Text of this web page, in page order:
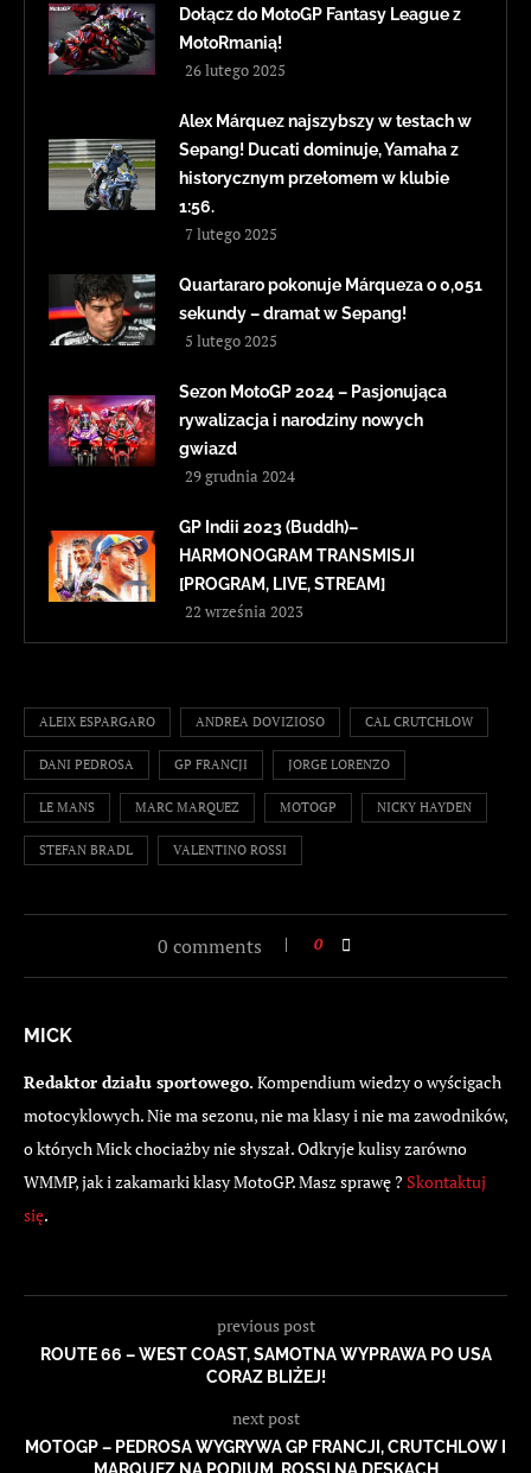
Dołącz do MotoGP Fantasy League z
MotoRmanią!
26 lutego 2025
Alex Márquez najszybszy w testach w
Sepang! Ducati dominuje, Yamaha z
historycznym przełomem w klubie
1:56.
7 lutego 2025
Quartararo pokonuje Márqueza o 0,051
sekundy – dramat w Sepang!
5 lutego 2025
Sezon MotoGP 2024 – Pasjonująca
rywalizacja i narodziny nowych
gwiazd
29 grudnia 2024
GP Indii 2023 (Buddh)–
HARMONOGRAM TRANSMISJI
[PROGRAM, LIVE, STREAM]
22 września 2023
ALEIX ESPARGARO ANDREA DOVIZIOSO CAL CRUTCHLOW
DANI PEDROSA GP FRANCJI JORGE LORENZO
LE MANS MARC MARQUEZ MOTOGP NICKY HAYDEN
STEFAN BRADL VALENTINO ROSSI
0 comments 0
MICK
Redaktor działu sportowego.Kompendium wiedzy o wyścigach
motocyklowych. Nie ma sezonu, nie ma klasy i nie ma zawodników,
o których Mick chociażby nie słyszał. Odkryje kulisy zarówno
WMMP, jak i zakamarki klasy MotoGP. Masz sprawę ? Skontaktuj
się.
previous post
ROUTE 66 – WEST COAST, SAMOTNA WYPRAWA PO USA
CORAZ BLIŻEJ!
next post
MOTOGP – PEDROSA WYGRYWA GP FRANCJI, CRUTCHLOW I
MARQUEZ NA PODIUM, ROSSI NA DESKACH